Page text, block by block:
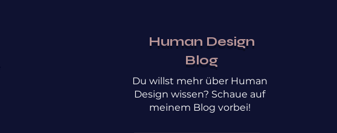
Human Design
Blog
Du willst mehr über Human
Design wissen? Schaue auf
meinem Blog vorbei!